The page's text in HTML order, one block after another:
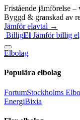
Fristående jämförelse –
Byggd & granskad av
Jämför elavtal →
BilligEl Jämför billig
Elbolag
Populära elbolag
FortumStockholms
EnergiBixia